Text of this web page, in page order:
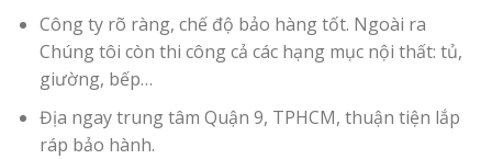
Công ty rõ ràng, chế độ bảo hàng tốt. Ngoài ra
Chúng tôi còn thi công cả các hạng mục nội thất: tủ,
giường, bếp…
Địa ngay trung tâm Quận 9, TPHCM, thuận tiện lắp
ráp bảo hành.